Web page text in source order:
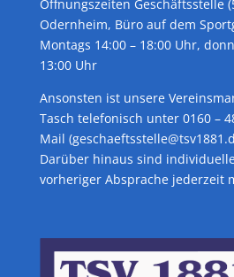
Öffnungszeiten Geschäftsstelle
Odernheim, Büro auf dem
Montags 14:00 – 18:00 Uhr,
13:00 Uhr
Ansonsten ist unsere
Tasch telefonisch unter 0160 –
Mail
Darüber hinaus sind
vorheriger Absprache jederzeit